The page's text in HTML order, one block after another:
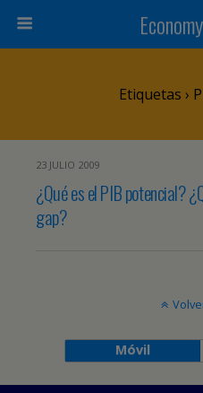
Etiquetas ›
23 JULIO 2009
¿Qué es el PIB potencial?
gap?
Móvil